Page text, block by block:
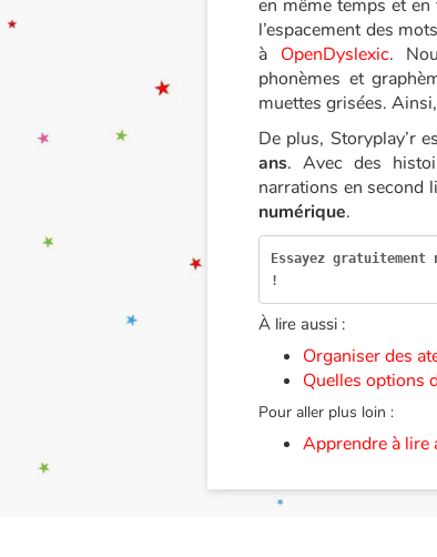
en même temps et
l’espacement des
à OpenDyslexic.
phonèmes et
muettes grisées.
De plus, Storyplay’r
ans. Avec des
narrations en second
numérique.
Essayez
!
À lire aussi :
Organiser des
Quelles options
Pour aller plus loin :
Apprendre à lire